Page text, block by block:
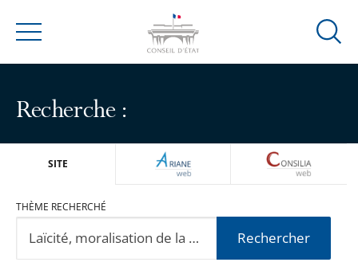
Menu
Ouvrir
Recherche :
SITE ARIANEWEB
THÈME RECHERCHÉ
Rechercher